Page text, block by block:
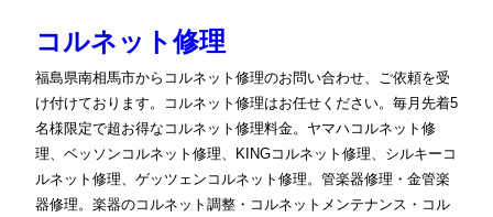
コルネット修理
福島県南相馬市からコルネット修理のお問い合わせ、ご依頼を受
け付けております。コルネット修理はお任せください。毎月先着5
名様限定で超お得なコルネット修理料金。ヤマハコルネット修
理、ベッソンコルネット修理、KINGコルネット修理、シルキーコ
ルネット修理、ゲッツェンコルネット修理。管楽器修理・金管楽
器修理。楽器のコルネット調整・コルネットメンテナンス・コル